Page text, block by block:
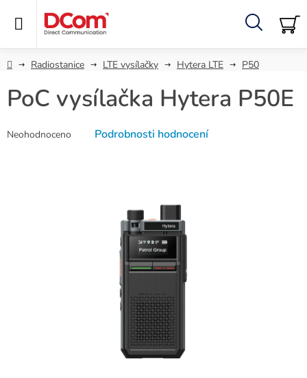
Hledat
DomůRadiostanice LTE vysílačky Hytera LTE P50
PoC vysílačka Hytera P50E
hodnocení
Neohodnoceno Podrobnosti hodnocení